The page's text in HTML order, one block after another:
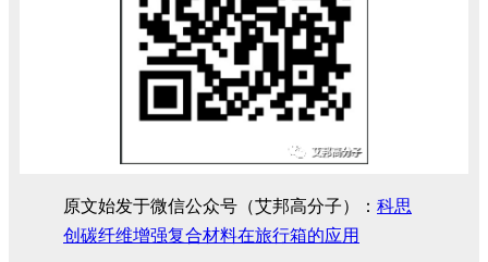
原文始发于微信公众号（艾邦高分子）： 科思
创碳纤维增强复合材料在旅行箱的应用